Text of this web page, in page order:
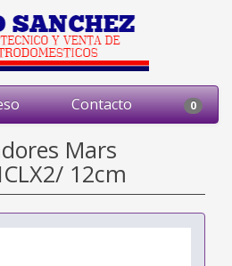
Contacto 0
Mars
12cm